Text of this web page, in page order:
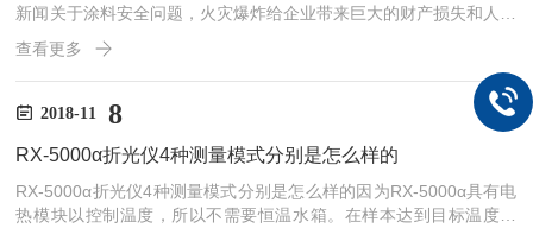
新闻关于涂料安全问题，火灾爆炸给企业带来巨大的财产损失和人员
伤亡，是令人痛心的。近期的新闻报道，2018年8月24日晚上丹阳市
吕城镇一涂料企业发生火灾，该涂料厂火势已被消防官兵控制扑灭，
未造成人员伤亡。火灾原因还在调查中。在相关搜索引擎，搜索关键
词“涂料厂火灾”，可以看到一大堆搜索结果是哪里地方涂料发生爆炸
火灾，zui引人注目的新闻有“重庆万州某涂料厂火灾引发16次爆
炸”，当然还不能忘记3年前天津滨海新区大爆炸事故。...
查看更多
2018-11 8
RX-5000α折光仪4种测量模式分别是怎么样的
RX-5000α折光仪4种测量模式分别是怎么样的因为RX-5000α具有电
热模块以控制温度，所以不需要恒温水箱。在样本达到目标温度之